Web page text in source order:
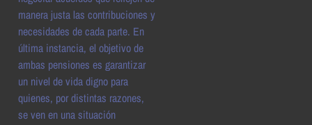
manera justa las contribuciones y
necesidades de cada parte. En
última instancia, el objetivo de
ambas pensiones es garantizar
un nivel de vida digno para
quienes, por distintas razones,
se ven en una situación